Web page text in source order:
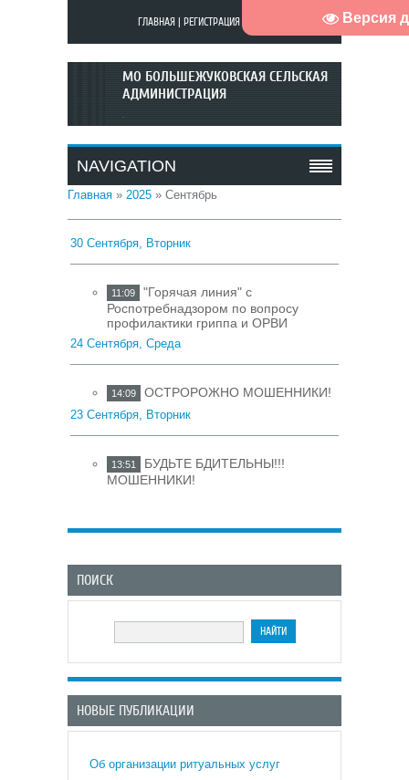
Версия
ГЛАВНАЯ РЕГИСТРАЦИЯ
МО БОЛЬШЕЖУКОВСКАЯ СЕЛЬСКАЯ
АДМИНИСТРАЦИЯ
NAVIGATION
Главная » 2025 » Сентябрь
30 Сентября, Вторник
11:09
"Горячая линия" с
Роспотребнадзором по вопросу
профилактики гриппа и ОРВИ
24 Сентября, Среда
14:09 ОСТРОРОЖНО МОШЕННИКИ!
23 Сентября, Вторник
13:51
БУДЬТЕ БДИТЕЛЬНЫ!!!
МОШЕННИКИ!
ПОИСК
НОВЫЕ ПУБЛИКАЦИИ
Об организации ритуальных услуг